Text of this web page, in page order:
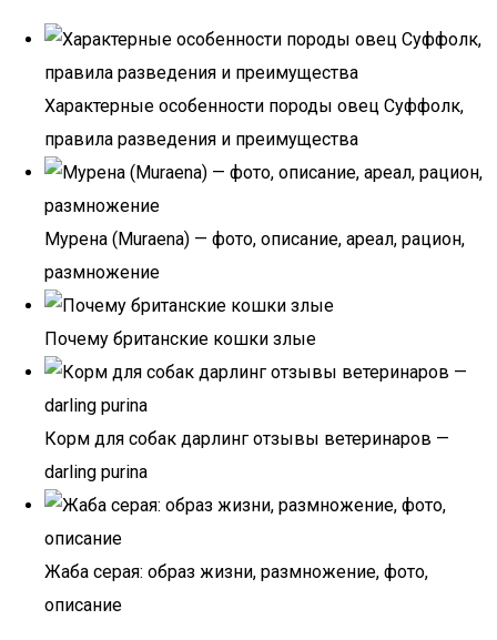
Характерные особенности породы овец Суффолк,
правила разведения и преимущества
Мурена (Muraena) — фото, описание, ареал, рацион,
размножение
Почему британские кошки злые
Корм для собак дарлинг отзывы ветеринаров —
darling purina
Жаба серая: образ жизни, размножение, фото,
описание